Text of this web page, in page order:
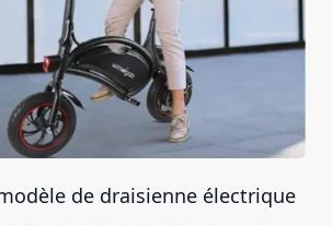
de draisienne électrique